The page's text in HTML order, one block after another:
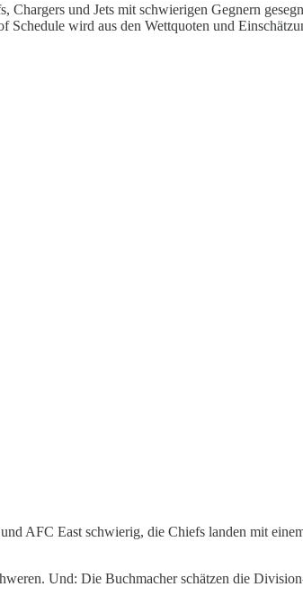
und Jets mit schwierigen Gegnern
wird aus den Wettquoten und
AFC East schwierig, die Chiefs landen mit
Und: Die Buchmacher schätzen die